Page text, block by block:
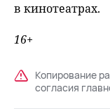
в кинотеатрах.
16+
Копирование
согласия